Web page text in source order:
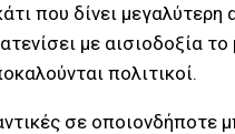
που δίνει μεγαλύτερη
με αισιοδοξία
πολιτικοί.
σε οποιονδήποτε